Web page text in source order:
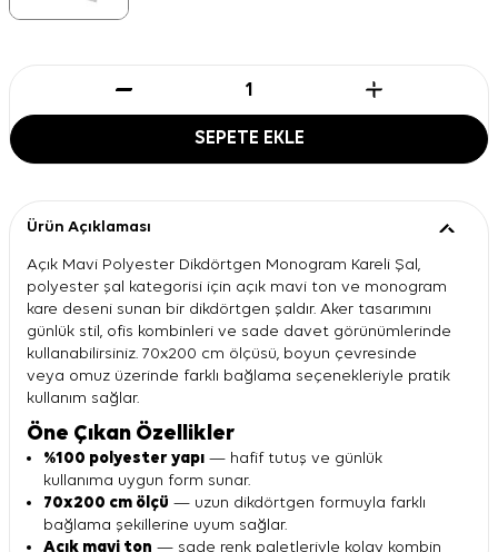
SEPETE EKLE
Ürün Açıklaması
Açık Mavi Polyester Dikdörtgen Monogram Kareli Şal,
polyester şal kategorisi için açık mavi ton ve monogram
kare deseni sunan bir dikdörtgen şaldır. Aker tasarımını
günlük stil, ofis kombinleri ve sade davet görünümlerinde
kullanabilirsiniz. 70x200 cm ölçüsü, boyun çevresinde
veya omuz üzerinde farklı bağlama seçenekleriyle pratik
kullanım sağlar.
Öne Çıkan Özellikler
%100 polyester yapı — hafif tutuş ve günlük
kullanıma uygun form sunar.
70x200 cm ölçü — uzun dikdörtgen formuyla farklı
bağlama şekillerine uyum sağlar.
Açık mavi ton — sade renk paletleriyle kolay kombin